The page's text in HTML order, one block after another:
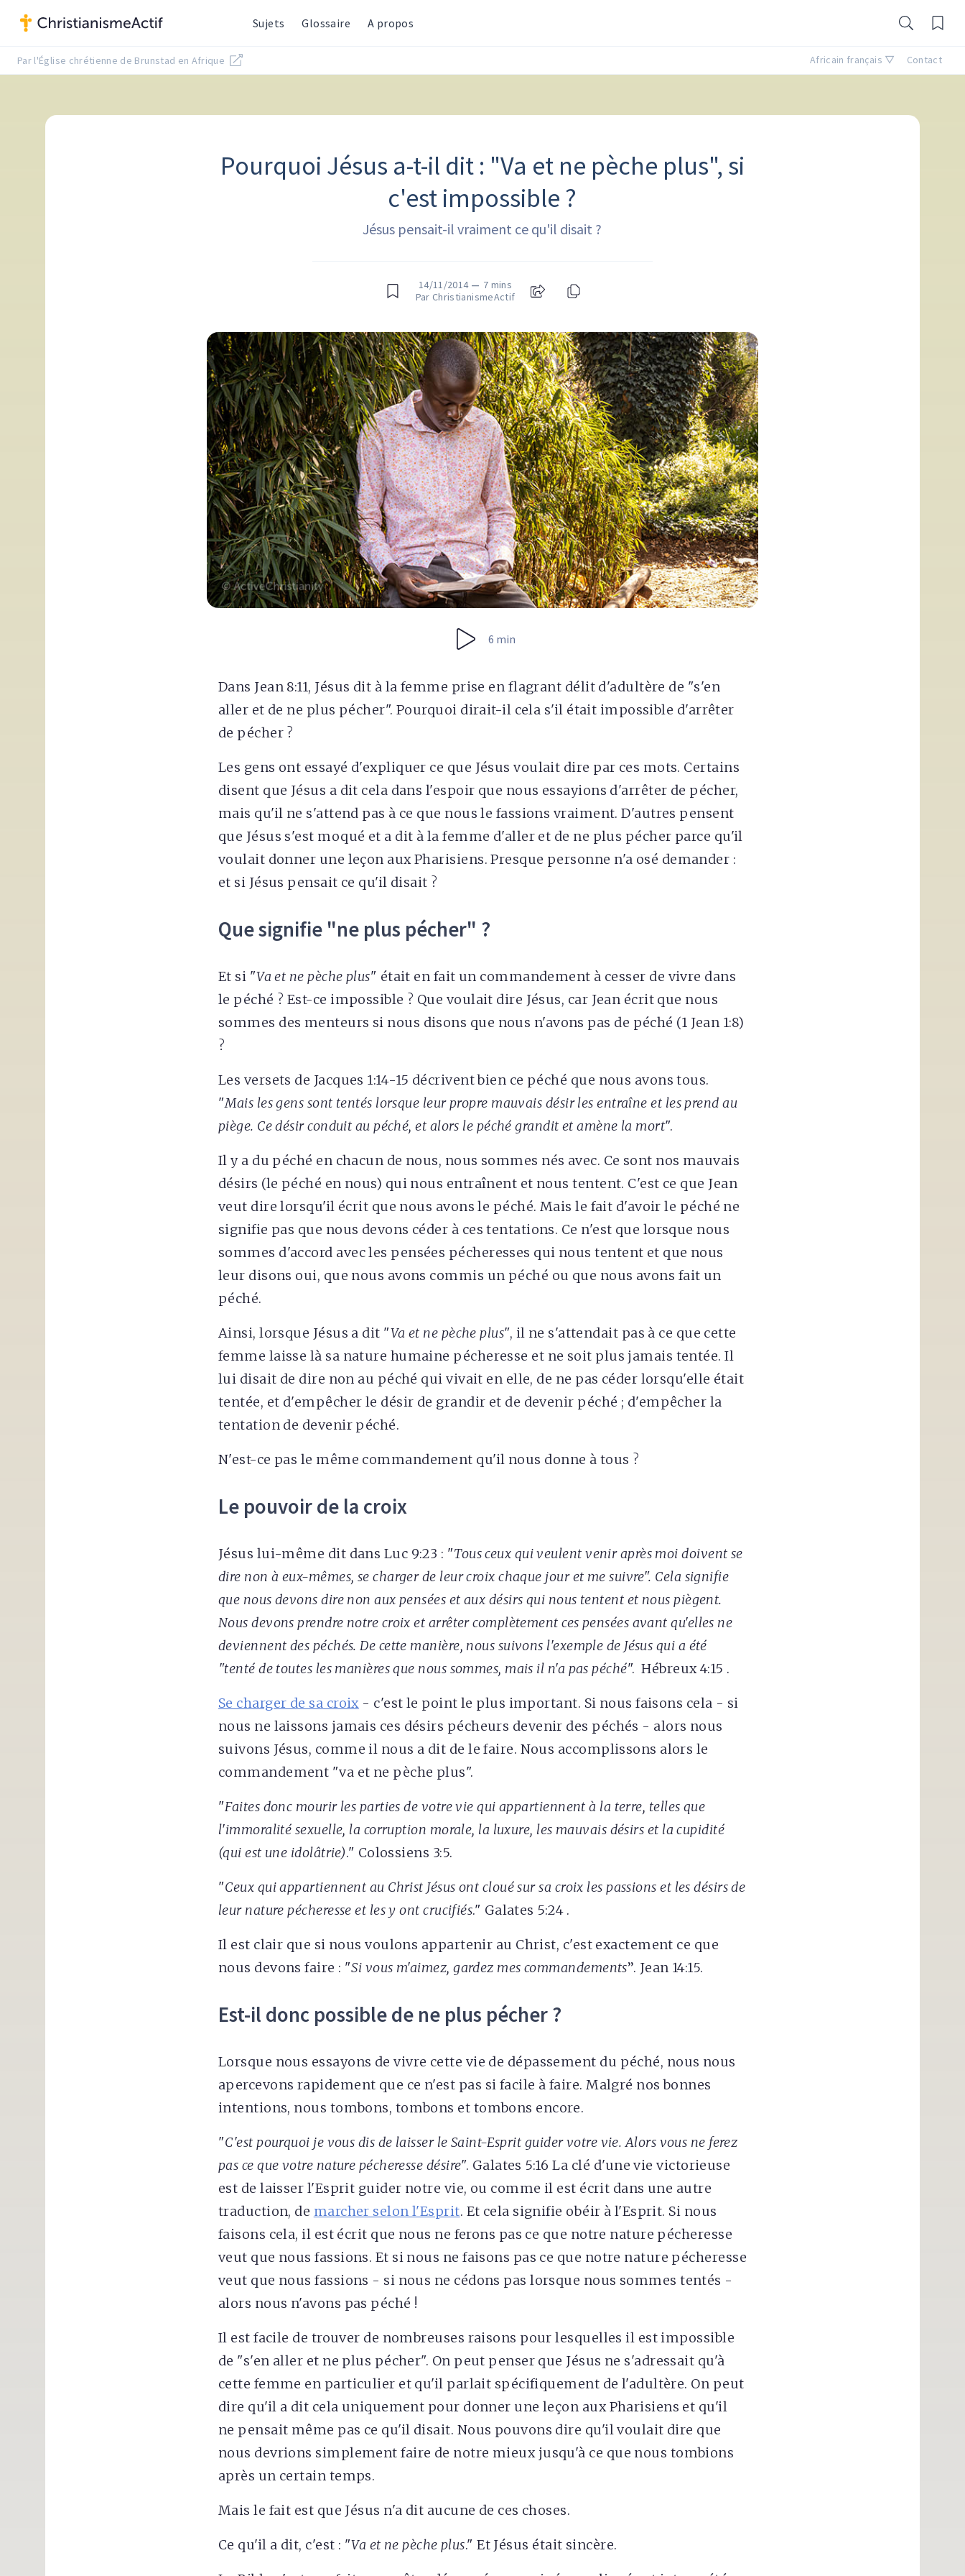
Sujets Glossaire A propos
Par l'Église chrétienne de Brunstad en Afrique Africain français ▽ Contact
Pourquoi Jésus a-t-il dit : "Va et ne pèche plus", si
c'est impossible ?
Jésus pensait-il vraiment ce qu'il disait ?
14/11/2014 — 7 mins
Par ChristianismeActif
6 min
Dans Jean 8:11, Jésus dit à la femme prise en flagrant délit d'adultère de "s'en
aller et de ne plus pécher". Pourquoi dirait-il cela s'il était impossible d'arrêter
de pécher ?
Les gens ont essayé d'expliquer ce que Jésus voulait dire par ces mots. Certains
disent que Jésus a dit cela dans l'espoir que nous essayions d'arrêter de pécher,
mais qu'il ne s'attend pas à ce que nous le fassions vraiment. D'autres pensent
que Jésus s'est moqué et a dit à la femme d'aller et de ne plus pécher parce qu'il
voulait donner une leçon aux Pharisiens. Presque personne n'a osé demander :
et si Jésus pensait ce qu'il disait ?
Que signifie "ne plus pécher" ?
Et si "Va et ne pèche plus" était en fait un commandement à cesser de vivre dans
le péché ? Est-ce impossible ? Que voulait dire Jésus, car Jean écrit que nous
sommes des menteurs si nous disons que nous n'avons pas de péché (1 Jean 1:8)
?
Les versets de Jacques 1:14-15 décrivent bien ce péché que nous avons tous.
"Mais les gens sont tentés lorsque leur propre mauvais désir les entraîne et les prend au
piège. Ce désir conduit au péché, et alors le péché grandit et amène la mort".
Il y a du péché en chacun de nous, nous sommes nés avec. Ce sont nos mauvais
désirs (le péché en nous) qui nous entraînent et nous tentent. C'est ce que Jean
veut dire lorsqu'il écrit que nous avons le péché. Mais le fait d'avoir le péché ne
signifie pas que nous devons céder à ces tentations. Ce n'est que lorsque nous
sommes d'accord avec les pensées pécheresses qui nous tentent et que nous
leur disons oui, que nous avons commis un péché ou que nous avons fait un
péché.
Ainsi, lorsque Jésus a dit "Va et ne pèche plus", il ne s'attendait pas à ce que cette
femme laisse là sa nature humaine pécheresse et ne soit plus jamais tentée. Il
lui disait de dire non au péché qui vivait en elle, de ne pas céder lorsqu'elle était
tentée, et d'empêcher le désir de grandir et de devenir péché ; d'empêcher la
tentation de devenir péché.
N'est-ce pas le même commandement qu'il nous donne à tous ?
Le pouvoir de la croix
Jésus lui-même dit dans Luc 9:23 : "Tous ceux qui veulent venir après moi doivent se
dire non à eux-mêmes, se charger de leur croix chaque jour et me suivre". Cela signifie
que nous devons dire non aux pensées et aux désirs qui nous tentent et nous piègent.
Nous devons prendre notre croix et arrêter complètement ces pensées avant qu'elles ne
deviennent des péchés. De cette manière, nous suivons l'exemple de Jésus qui a été
"tenté de toutes les manières que nous sommes, mais il n'a pas péché". Hébreux 4:15 .
Se charger de sa croix- c'est le point le plus important. Si nous faisons cela - si
nous ne laissons jamais ces désirs pécheurs devenir des péchés - alors nous
suivons Jésus, comme il nous a dit de le faire. Nous accomplissons alors le
commandement "va et ne pèche plus".
"Faites donc mourir les parties de votre vie qui appartiennent à la terre, telles que
l'immoralité sexuelle, la corruption morale, la luxure, les mauvais désirs et la cupidité
(qui est une idolâtrie)." Colossiens 3:5.
"Ceux qui appartiennent au Christ Jésus ont cloué sur sa croix les passions et les désirs de
leur nature pécheresse et les y ont crucifiés." Galates 5:24 .
Il est clair que si nous voulons appartenir au Christ, c'est exactement ce que
nous devons faire : "Si vous m'aimez, gardez mes commandements’’. Jean 14:15.
Est-il donc possible de ne plus pécher ?
Lorsque nous essayons de vivre cette vie de dépassement du péché, nous nous
apercevons rapidement que ce n'est pas si facile à faire. Malgré nos bonnes
intentions, nous tombons, tombons et tombons encore.
"C'est pourquoi je vous dis de laisser le Saint-Esprit guider votre vie. Alors vous ne ferez
pas ce que votre nature pécheresse désire". Galates 5:16 La clé d'une vie victorieuse
est de laisser l'Esprit guider notre vie, ou comme il est écrit dans une autre
traduction, de marcher selon l'Esprit. Et cela signifie obéir à l'Esprit. Si nous
faisons cela, il est écrit que nous ne ferons pas ce que notre nature pécheresse
veut que nous fassions. Et si nous ne faisons pas ce que notre nature pécheresse
veut que nous fassions - si nous ne cédons pas lorsque nous sommes tentés -
alors nous n'avons pas péché !
Il est facile de trouver de nombreuses raisons pour lesquelles il est impossible
de "s'en aller et ne plus pécher". On peut penser que Jésus ne s'adressait qu'à
cette femme en particulier et qu'il parlait spécifiquement de l'adultère. On peut
dire qu'il a dit cela uniquement pour donner une leçon aux Pharisiens et qu'il
ne pensait même pas ce qu'il disait. Nous pouvons dire qu'il voulait dire que
nous devrions simplement faire de notre mieux jusqu'à ce que nous tombions
après un certain temps.
Mais le fait est que Jésus n'a dit aucune de ces choses.
Ce qu'il a dit, c'est : "Va et ne pèche plus." Et Jésus était sincère.